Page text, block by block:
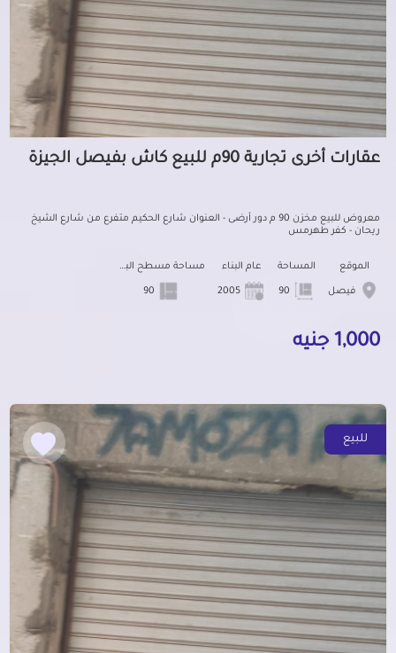
عقارات أخرى تجارية 90م للبيع كاش بفيصل الجيزة
معروض للبيع مخزن 90 م دور أرضى - العنوان شارع الحكيم متفرع من شارع الشيخ
ريحان - كفر طهرمس
الموقع
فيصل
المساحة عام البناء مساحة مسطح البناء
1,000 جنيه
للبيع